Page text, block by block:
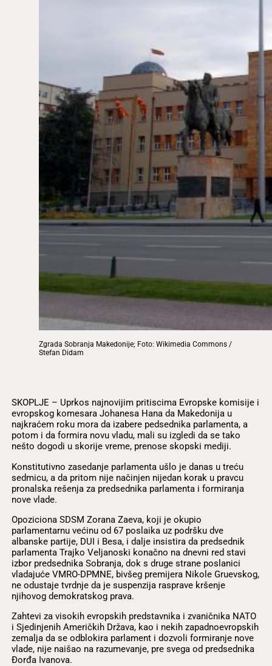
Zgrada Sobranja Makedonije; Foto: Wikimedia Commons /
Stefan Didam
SKOPLJE – Uprkos najnovijim pritiscima Evropske komisije i
evropskog komesara Johanesa Hana da Makedonija u
najkraćem roku mora da izabere pedsednika parlamenta, a
potom i da formira novu vladu, mali su izgledi da se tako
nešto dogodi u skorije vreme, prenose skopski mediji.
Konstitutivno zasedanje parlamenta ušlo je danas u treću
sedmicu, a da pritom nije načinjen nijedan korak u pravcu
pronalska rešenja za predsednika parlamenta i formiranja
nove vlade.
Opoziciona SDSM Zorana Zaeva, koji je okupio
parlamentarnu većinu od 67 poslaika uz podršku dve
albanske partije, DUI i Besa, i dalje insistira da predsednik
parlamenta Trajko Veljanoski konačno na dnevni red stavi
izbor predsednika Sobranja, dok s druge strane poslanici
vladajuće VMRO-DPMNE, bivšeg premijera Nikole Gruevskog,
ne odustaje tvrdnje da je suspenzija rasprave kršenje
njihovog demokratskog prava.
Zahtevi za visokih evropskih predstavnika i zvaničnika NATO
i Sjedinjenih Američkih Država, kao i nekih zapadnoevropskih
zemalja da se odblokira parlament i dozvoli formiranje nove
vlade, nije naišao na razumevanje, pre svega od predsednika
Ðorđa Ivanova.